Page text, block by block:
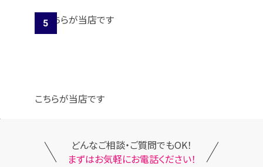
こちらが当店です
どんなご相談・ご質問でもOK！
まずはお気軽にお電話ください！